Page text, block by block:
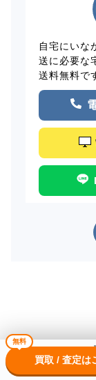
自宅にいな
送に必要な
送料無料で
無料
買取 / 査定は